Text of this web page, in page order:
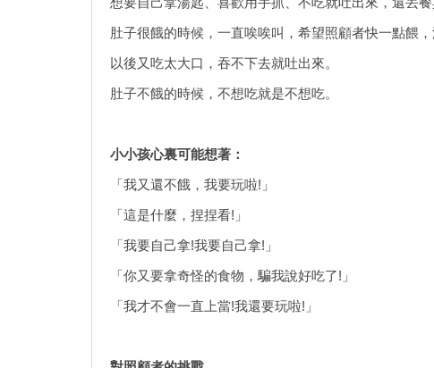
肚子很餓的時候，一直唉唉叫，希望照顧者快一點餵，
以後又吃太大口，吞不下去就吐出來。
肚子不餓的時候，不想吃就是不想吃。
小小孩心裏可能想著：
「我又還不餓，我要玩啦!」
「這是什麼，捏捏看!」
「我要自己拿!我要自己拿!」
「你又要拿奇怪的食物，騙我說好吃了!」
「我才不會一直上當!我還要玩啦!」